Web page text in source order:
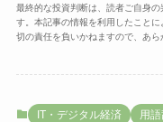
最終的な投資判断は、読者ご自身
す。本記事の情報を利用したこと
切の責任を負いかねますので、あら
IT・デジタル経済 用